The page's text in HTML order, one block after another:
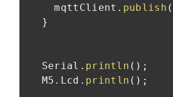
    mqttClient
. publish (
}
  Serial
. println ( ) ;
  M5
. Lcd . println ( ) ;